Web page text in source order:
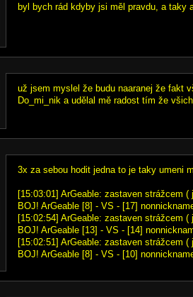
byl bych rád kdyby jsi měl pravdu, a taky
už jsem myslel že budu naaranej že fakt
Do_mi_nik a udělal mě radost tím že
3x za sebou hodit jedna to je taky umeni
[15:03:01] ArGeable: zastaven strážcem (
BOJ! ArGeable [8] - VS - [17]
[15:02:54] ArGeable: zastaven strážcem
BOJ! ArGeable [13] - VS - [14]
[15:02:51] ArGeable: zastaven strážcem (
BOJ! ArGeable [8] - VS - [10]